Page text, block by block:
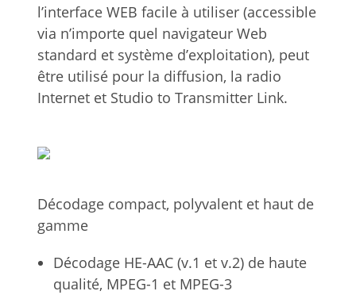
l’interface WEB facile à utiliser (accessible
via n’importe quel navigateur Web
standard et système d’exploitation), peut
être utilisé pour la diffusion, la radio
Internet et Studio to Transmitter Link.
Décodage compact, polyvalent et haut de
gamme
Décodage HE-AAC (v.1 et v.2) de haute
qualité, MPEG-1 et MPEG-3